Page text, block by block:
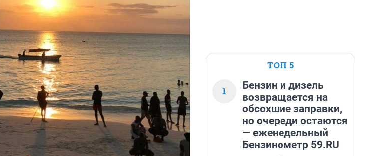
ТОП 5
1
Бензин и дизель
возвращается на
обсохшие заправки,
но очереди остаются
— еженедельный
Бензинометр 59.RU